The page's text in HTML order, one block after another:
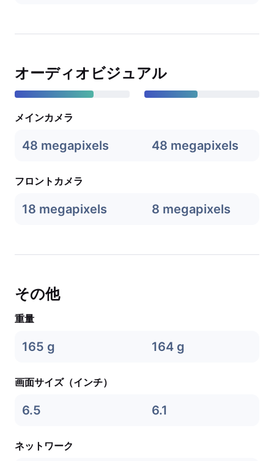
オーディオビジュアル
メインカメラ
48 megapixels 48 megapixels
フロントカメラ
18 megapixels 8 megapixels
その他
重量
165 g 164 g
画面サイズ（インチ）
6.5 6.1
ネットワーク